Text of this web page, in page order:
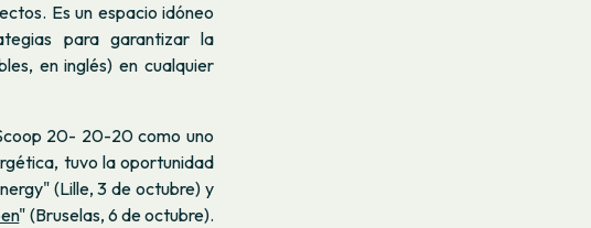
Es un espacio idóneo
para garantizar la
en inglés) en cualquier
20- 20-20 como uno
tuvo la oportunidad
(Lille, 3 de octubre) y
" (Bruselas, 6 de octubre).